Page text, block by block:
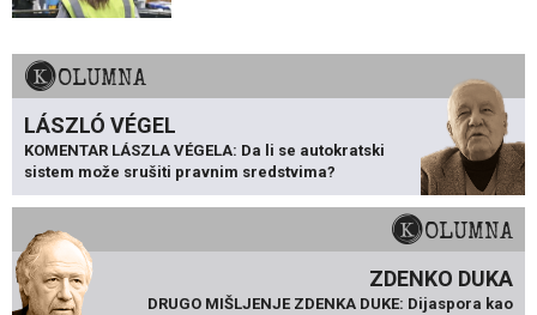
KOLUMNA
LÁSZLÓ VÉGEL
KOMENTAR LÁSZLA VÉGELA: Da li se autokratski
sistem može srušiti pravnim sredstvima?
KOLUMNA
ZDENKO DUKA
DRUGO MIŠLJENJE ZDENKA DUKE: Dijaspora kao